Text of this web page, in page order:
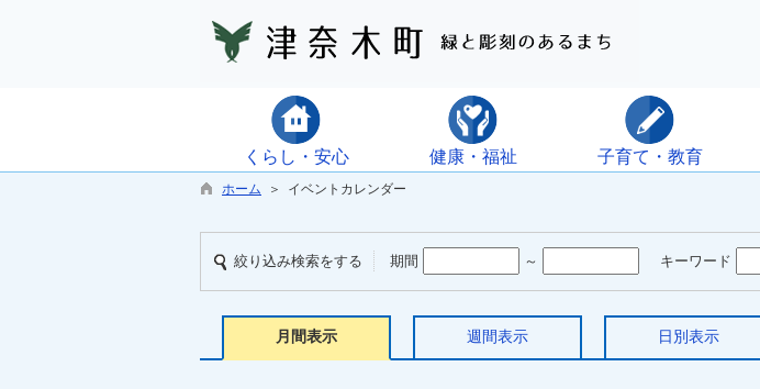
くらし・安心 健康・福祉 子育て・教育
ホーム ＞ イベントカレンダー
絞り込み検索をする 期間 ～ キーワード
月間表示 週間表示 日別表示